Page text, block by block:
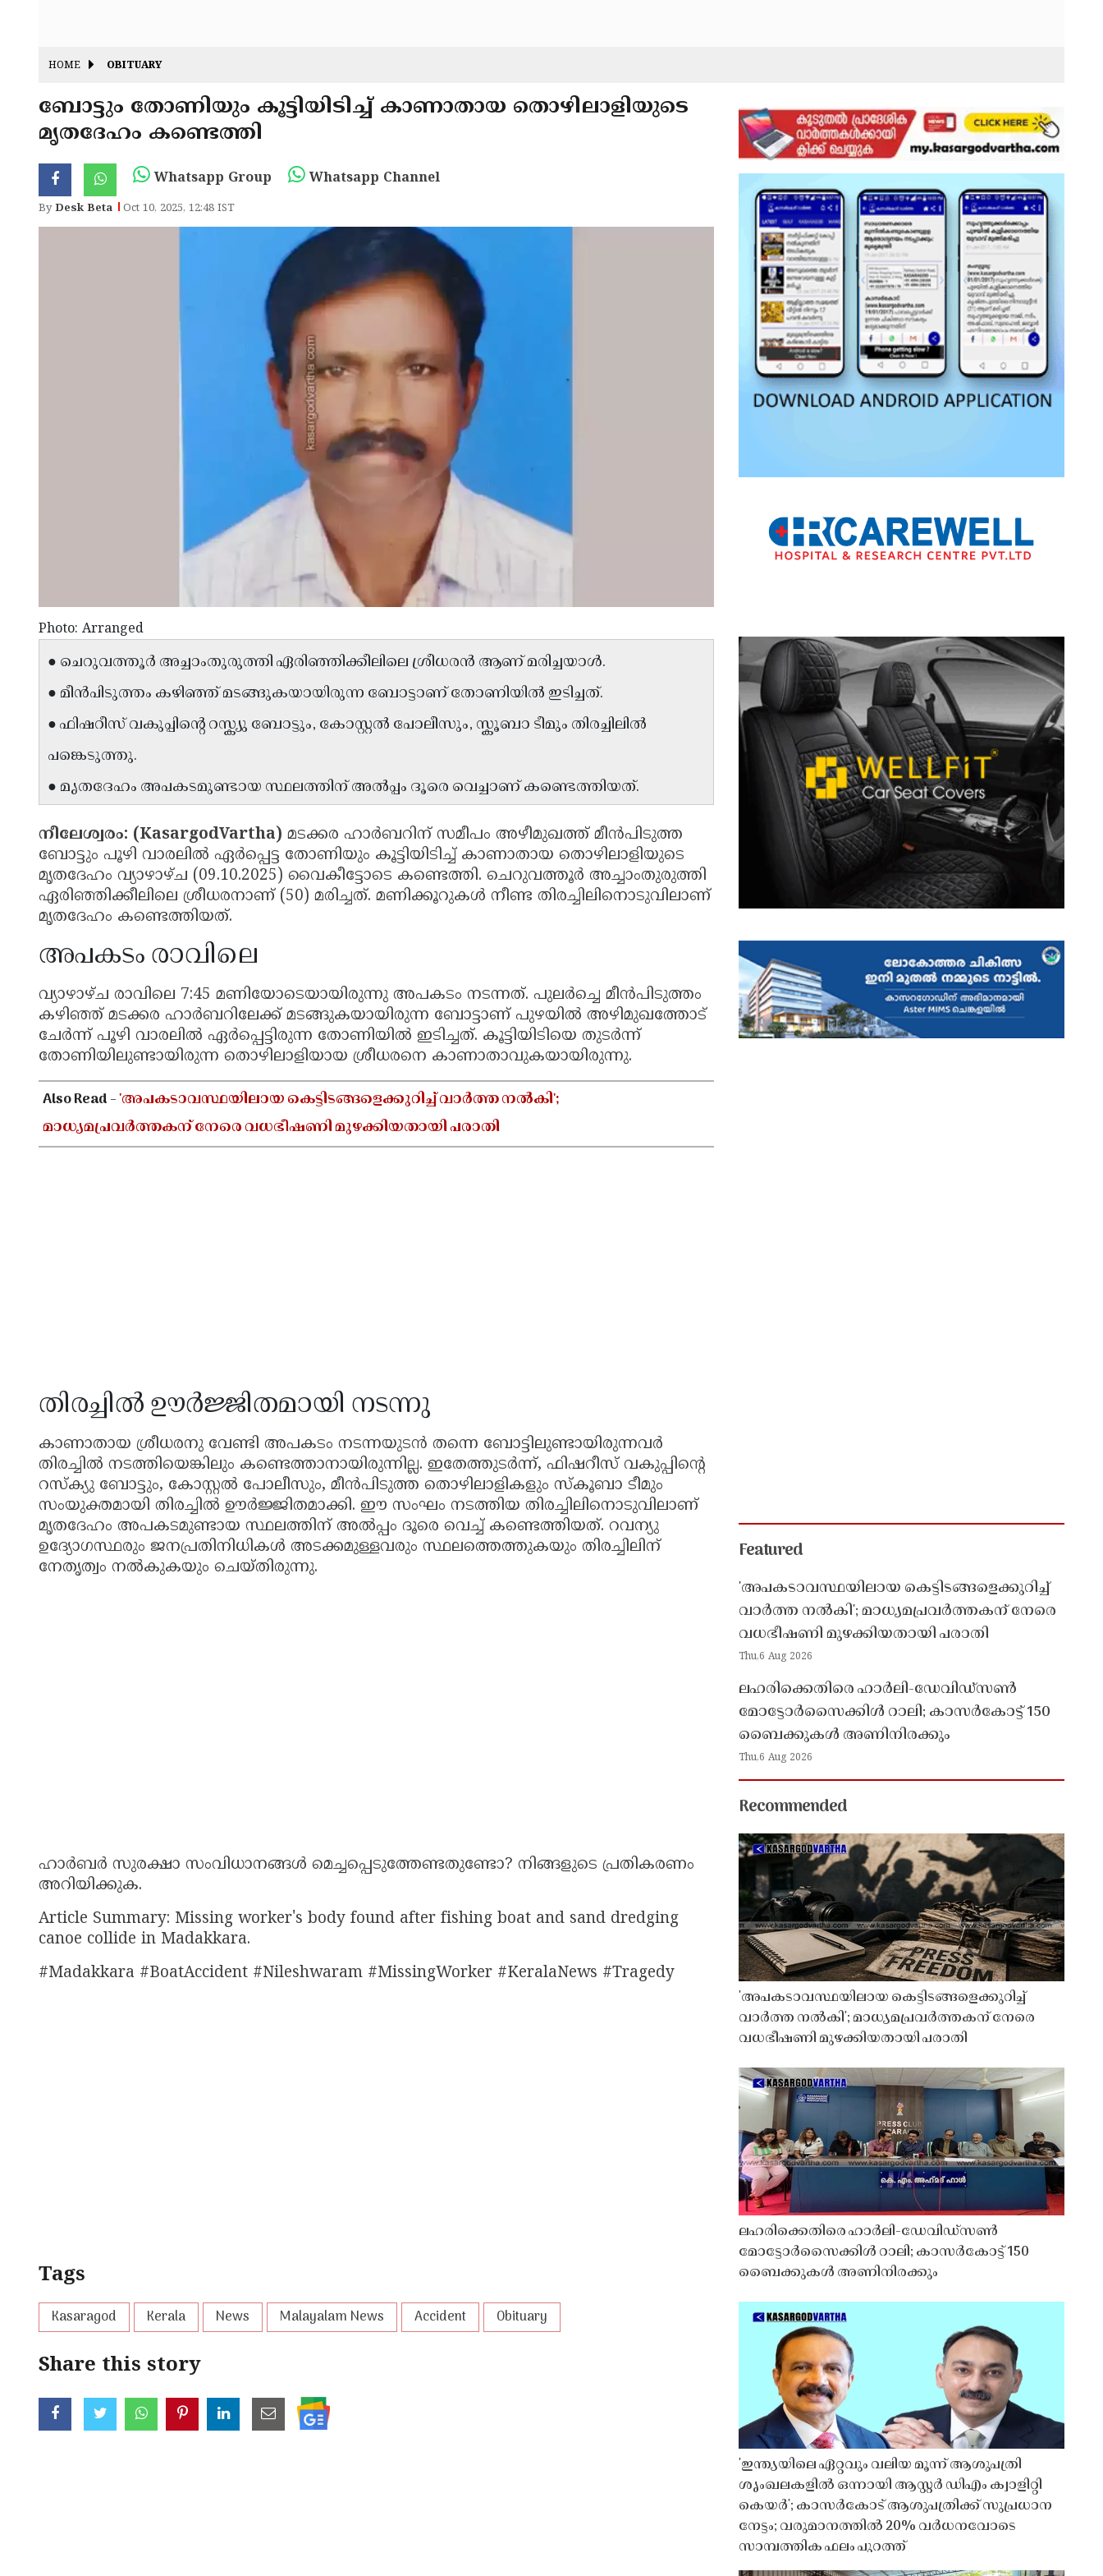
HOME OBITUARY
ബോട്ടും തോണിയും കൂട്ടിയിടിച്ച് കാണാതായ തൊഴിലാളിയുടെ
മൃതദേഹം കണ്ടെത്തി
Whatsapp Group Whatsapp Channel
ByDesk Beta Oct 10, 2025, 12:48 IST
Photo: Arranged
● ചെറുവത്തൂർ അച്ചാംതുരുത്തി ഏരിഞ്ഞിക്കീലിലെ ശ്രീധരൻ ആണ് മരിച്ചയാൾ.
● മീൻപിടുത്തം കഴിഞ്ഞ് മടങ്ങുകയായിരുന്ന ബോട്ടാണ് തോണിയിൽ ഇടിച്ചത്.
● ഫിഷറീസ് വകുപ്പിൻ്റെ റസ്ക്യു ബോട്ടും, കോസ്റ്റൽ പോലീസും, സ്കൂബാ ടീമും തിരച്ചിലിൽ
പങ്കെടുത്തു.
● മൃതദേഹം അപകടമുണ്ടായ സ്ഥലത്തിന് അൽപ്പം ദൂരെ വെച്ചാണ് കണ്ടെത്തിയത്.
നീലേശ്വരം: (KasargodVartha) മടക്കര ഹാർബറിന് സമീപം അഴീമുഖത്ത് മീൻപിടുത്ത
ബോട്ടും പൂഴി വാരലിൽ ഏർപ്പെട്ട തോണിയും കൂട്ടിയിടിച്ച് കാണാതായ തൊഴിലാളിയുടെ
മൃതദേഹം വ്യാഴാഴ്ച (09.10.2025) വൈകീട്ടോടെ കണ്ടെത്തി. ചെറുവത്തൂർ അച്ചാംതുരുത്തി
ഏരിഞ്ഞിക്കീലിലെ ശ്രീധരനാണ് (50) മരിച്ചത്. മണിക്കൂറുകൾ നീണ്ട തിരച്ചിലിനൊടുവിലാണ്
മൃതദേഹം കണ്ടെത്തിയത്.
അപകടം രാവിലെ
വ്യാഴാഴ്ച രാവിലെ 7:45 മണിയോടെയായിരുന്നു അപകടം നടന്നത്. പുലർച്ചെ മീൻപിടുത്തം
കഴിഞ്ഞ് മടക്കര ഹാർബറിലേക്ക് മടങ്ങുകയായിരുന്ന ബോട്ടാണ് പുഴയിൽ അഴിമുഖത്തോട്
ചേർന്ന് പൂഴി വാരലിൽ ഏർപ്പെട്ടിരുന്ന തോണിയിൽ ഇടിച്ചത്. കൂട്ടിയിടിയെ തുടർന്ന്
തോണിയിലുണ്ടായിരുന്ന തൊഴിലാളിയായ ശ്രീധരനെ കാണാതാവുകയായിരുന്നു.
Also Read -'അപകടാവസ്ഥയിലായ കെട്ടിടങ്ങളെക്കുറിച്ച് വാർത്ത നൽകി';
മാധ്യമപ്രവർത്തകന് നേരെ വധഭീഷണി മുഴക്കിയതായി പരാതി
തിരച്ചിൽ ഊർജ്ജിതമായി നടന്നു
കാണാതായ ശ്രീധരനു വേണ്ടി അപകടം നടന്നയുടൻ തന്നെ ബോട്ടിലുണ്ടായിരുന്നവർ
തിരച്ചിൽ നടത്തിയെങ്കിലും കണ്ടെത്താനായിരുന്നില്ല. ഇതേത്തുടർന്ന്, ഫിഷറീസ് വകുപ്പിൻ്റെ
റസ്ക്യു ബോട്ടും, കോസ്റ്റൽ പോലീസും, മീൻപിടുത്ത തൊഴിലാളികളും സ്കൂബാ ടീമും
സംയുക്തമായി തിരച്ചിൽ ഊർജ്ജിതമാക്കി. ഈ സംഘം നടത്തിയ തിരച്ചിലിനൊടുവിലാണ്
മൃതദേഹം അപകടമുണ്ടായ സ്ഥലത്തിന് അൽപ്പം ദൂരെ വെച്ച് കണ്ടെത്തിയത്. റവന്യു
ഉദ്യോഗസ്ഥരും ജനപ്രതിനിധികൾ അടക്കമുള്ളവരും സ്ഥലത്തെത്തുകയും തിരച്ചിലിന്
നേതൃത്വം നൽകുകയും ചെയ്തിരുന്നു.
ഹാർബർ സുരക്ഷാ സംവിധാനങ്ങൾ മെച്ചപ്പെടുത്തേണ്ടതുണ്ടോ? നിങ്ങളുടെ പ്രതികരണം
അറിയിക്കുക.
Article Summary: Missing worker's body found after fishing boat and sand dredging
canoe collide in Madakkara.
#Madakkara #BoatAccident #Nileshwaram #MissingWorker #KeralaNews #Tragedy
Tags
Kasaragod Kerala News Malayalam News Accident Obituary
Share this story
Featured
'അപകടാവസ്ഥയിലായ കെട്ടിടങ്ങളെക്കുറിച്ച്
വാർത്ത നൽകി'; മാധ്യമപ്രവർത്തകന് നേരെ
വധഭീഷണി മുഴക്കിയതായി പരാതി
Thu,6 Aug 2026
ലഹരിക്കെതിരെ ഹാർലി-ഡേവിഡ്‌സൺ
മോട്ടോർസൈക്കിൾ റാലി; കാസർകോട്ട് 150
ബൈക്കുകൾ അണിനിരക്കും
Thu,6 Aug 2026
Recommended
'അപകടാവസ്ഥയിലായ കെട്ടിടങ്ങളെക്കുറിച്ച്
വാർത്ത നൽകി'; മാധ്യമപ്രവർത്തകന് നേരെ
വധഭീഷണി മുഴക്കിയതായി പരാതി
ലഹരിക്കെതിരെ ഹാർലി-ഡേവിഡ്‌സൺ
മോട്ടോർസൈക്കിൾ റാലി; കാസർകോട്ട് 150
ബൈക്കുകൾ അണിനിരക്കും
'ഇന്ത്യയിലെ ഏറ്റവും വലിയ മൂന്ന് ആശുപത്രി
ശൃംഖലകളിൽ ഒന്നായി ആസ്റ്റർ ഡിഎം ക്വാളിറ്റി
കെയർ'; കാസർകോട് ആശുപത്രിക്ക് സുപ്രധാന
നേട്ടം; വരുമാനത്തിൽ 20% വർധനവോടെ
സാമ്പത്തിക ഫലം പുറത്ത്